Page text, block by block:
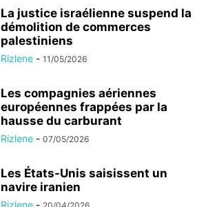
La justice israélienne suspend la
démolition de commerces
palestiniens
Rizlene - 11/05/2026
Les compagnies aériennes
européennes frappées par la
hausse du carburant
Rizlene - 07/05/2026
Les États-Unis saisissent un
navire iranien